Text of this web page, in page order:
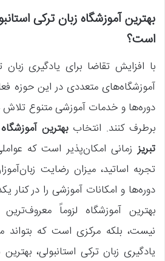
بهترین آموزشگاه زبان ترکی
است؟
با افزایش تقاضا برای یادگیری زبان
آموزشگاه‌های متعددی در این حوزه
دوره‌ها و خدمات آموزشی متنوع تلاش
برطرف کنند. انتخاببهترین
تبریززمانی امکان‌پذیر است که
تجربه اساتید، میزان رضایت
دوره‌ها و امکانات آموزشی را در کنار
بهترین آموزشگاه لزوماً
نیست، بلکه مرکزی است که
یادگیری زبان ترکی استانبولی،